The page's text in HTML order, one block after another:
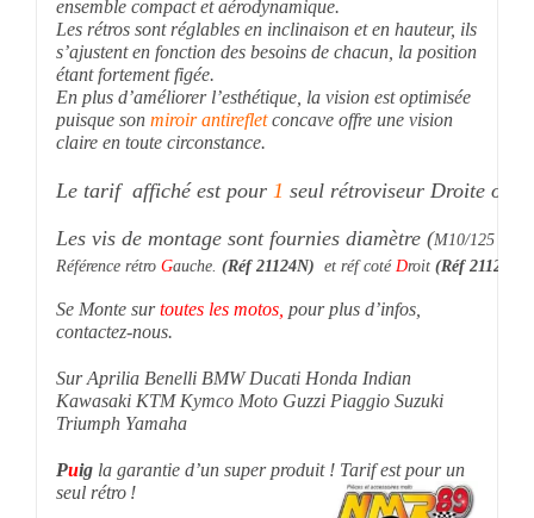
Les rétros sont réglables en inclinaison et en hauteur, ils
s’ajustent en fonction des besoins de chacun, la position
étant fortement figée.
En plus d’améliorer l’esthétique, la vision est optimisée
puisque son miroir antirefletconcave offre une vision
claire en toute circonstance.
Le tarif  affiché est pour 1 seul rétroviseur Droite ou
Les vis de montage sont fournies diamètre (M10/125 +
Référence rétro Gauche. (Réf 21124N) et réf coté Droit (Réf 21125N)
Se Monte surtoutes les motos, pour plus d’infos,
contactez-nous.
Sur Aprilia Benelli BMW Ducati Honda Indian
Kawasaki KTM Kymco Moto Guzzi Piaggio Suzuki
Triumph Yamaha
Puigla garantie d’un super produit ! Tarif est pour un
seul rétro !